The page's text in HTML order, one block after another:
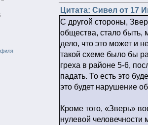
Цитата: Сивел от 17
С другой стороны,
общества, стало быть,
дело, что это может и
такой схеме было бы
греха в районе 5-6,
падать. То есть это
это будет нарушение
Кроме того, «Зверь»
нулевой человечности